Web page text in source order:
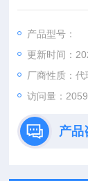
力计，传感器
产品型号：
更新时间：
厂商性质：代
访问量：2059
产品